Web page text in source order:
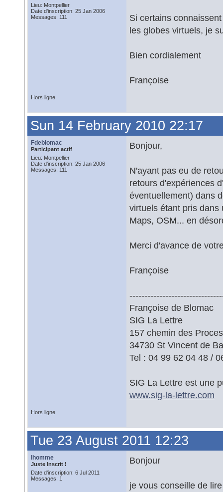
Lieu: Montpellier
Date d'inscription: 25 Jan 2006
Messages: 111
Si certains
les globes virtuels, je
Bien cordialement
Françoise
Hors ligne
Sun 14 February 2010 22:17
Fdeblomac
Participant actif
Lieu: Montpellier
Date d'inscription: 25 Jan 2006
Messages: 111
Bonjour,
N'ayant pas eu de
retours d'expériences
éventuellement) dans
virtuels étant pris dans
Maps, OSM... en
Merci d'avance de
Françoise
Françoise de Blomac
SIG La Lettre
157 chemin des
34730 St Vincent de
Tel : 04 99 62 04 48 /
SIG La Lettre est une
www.sig-la-lettre.com
Hors ligne
Tue 23 August 2011 12:23
lhomme
Juste Inscrit !
Date d'inscription: 6 Jul 2011
Messages: 1
Bonjour
je vous conseille de